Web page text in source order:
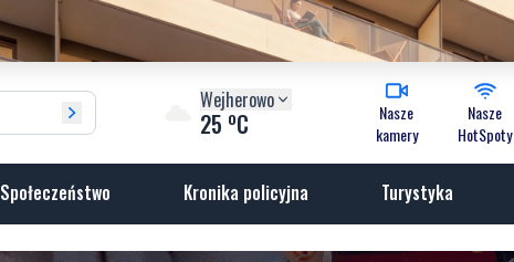
Wejherowo
25 oC
Nasze
kamery
Nasze
HotSpoty
Społeczeństwo Kronika policyjna Turystyka